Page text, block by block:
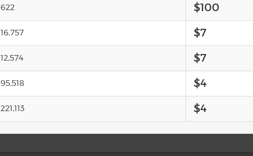
622 $100
16,757 $7
12,574 $7
95,518 $4
221,113 $4